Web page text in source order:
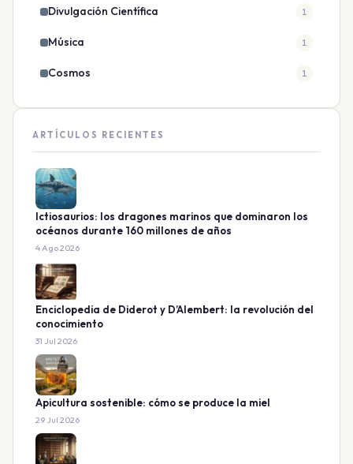
Divulgación Científica 1
Música 1
Cosmos 1
ARTÍCULOS RECIENTES
Ictiosaurios: los dragones marinos que dominaron los
océanos durante 160 millones de años
4 Ago 2026
Enciclopedia de Diderot y D’Alembert: la revolución del
conocimiento
31 Jul 2026
Apicultura sostenible: cómo se produce la miel
29 Jul 2026